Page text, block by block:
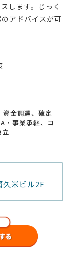
します。じっく
アドバイスが可
資金調達、確定
・事業承継、コ
立
米ビル2F